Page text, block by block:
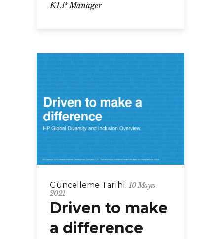
KLP Manager
Güncelleme Tarihi: 10 Mayıs
2021
Driven to make
a difference